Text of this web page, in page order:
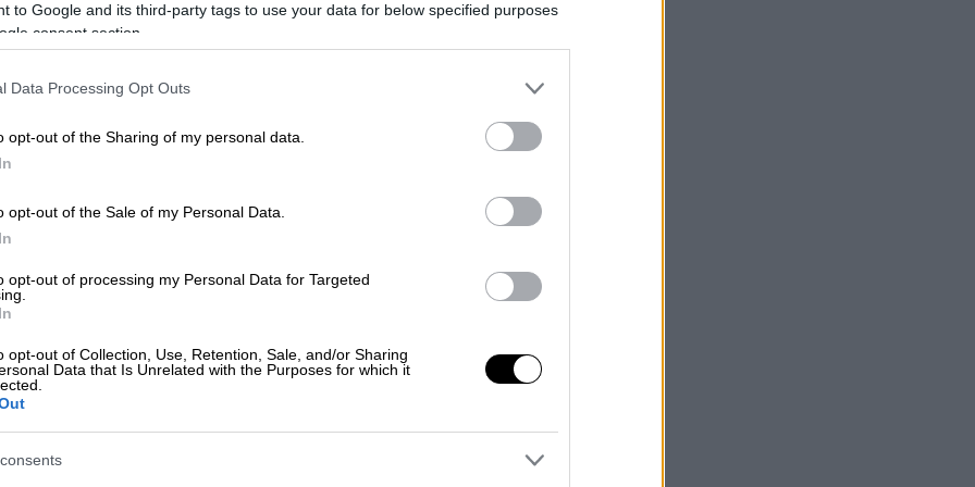
to Google and its third-party tags to use your data for below specified purposes
consent section.
Data Processing Opt Outs
opt-out of the Sharing of my personal data.
opt-out of the Sale of my Personal Data.
opt-out of processing my Personal Data for Targeted
opt-out of Collection, Use, Retention, Sale, and/or Sharing
Data that Is Unrelated with the Purposes for which it
αλλά αμέσως ξεχειλίζει ο
εικόνα τραγική για την Ελλάδα,
είναι η Ελλάδα; Ρε ντρέπεστε λίγο;
οι Ακύλες πρότυπο για την κοινωνία και
τα κρατικά και ιδιωτικά κανάλια
των Ελλήνων που πιστεύουμε στη
δεν μας αρέσουν αυτά»